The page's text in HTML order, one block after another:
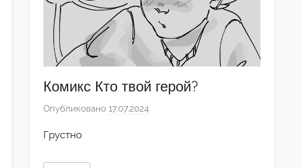
Комикс Кто твой герой?
Опубликовано 17.07.2024
Грустно